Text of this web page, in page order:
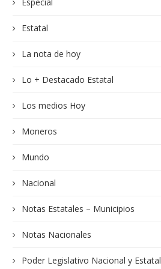
Estatal
La nota de hoy
Lo + Destacado Estatal
Los medios Hoy
Moneros
Mundo
Nacional
Notas Estatales – Municipios
Notas Nacionales
Poder Legislativo Nacional y Estatal